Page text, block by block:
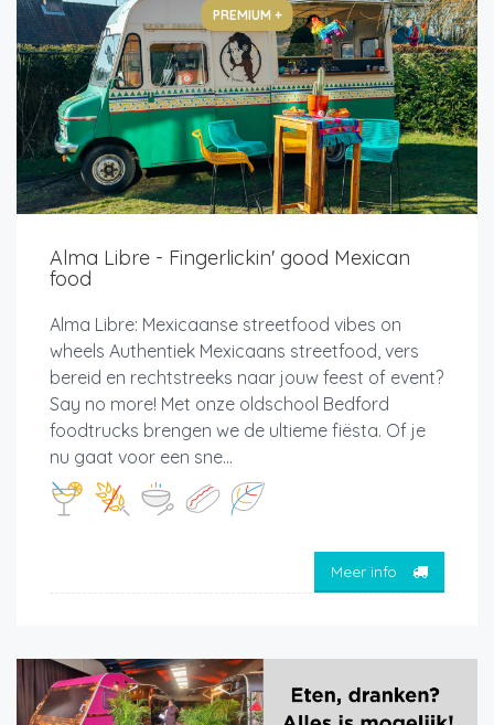
PREMIUM +
Alma Libre - Fingerlickin' good Mexican
food
Alma Libre: Mexicaanse streetfood vibes on
wheels Authentiek Mexicaans streetfood, vers
bereid en rechtstreeks naar jouw feest of event?
Say no more! Met onze oldschool Bedford
foodtrucks brengen we de ultieme fiësta. Of je
nu gaat voor een sne...
Meer info